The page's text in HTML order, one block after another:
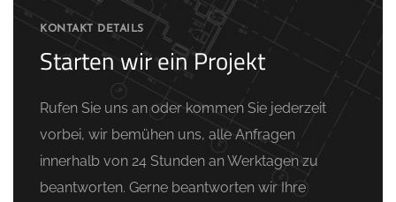
KONTAKT DETAILS
Starten wir ein Projekt
Rufen Sie uns an oder kommen Sie jederzeit
vorbei, wir bemühen uns, alle Anfragen
innerhalb von 24 Stunden an Werktagen zu
beantworten. Gerne beantworten wir Ihre